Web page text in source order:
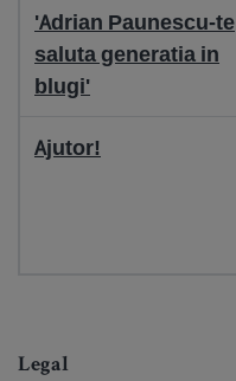
'Adrian Paunescu-te
saluta generatia in
blugi'
Ajutor!
Legal